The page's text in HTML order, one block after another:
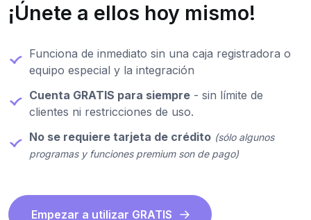
¡Únete a ellos hoy mismo!
Funciona de inmediato sin una caja registradora o
equipo especial y la integración
Cuenta GRATIS para siempre - sin límite de
clientes ni restricciones de uso.
No se requiere tarjeta de crédito (sólo algunos
programas y funciones premium son de pago)
Empezar a utilizar GRATIS